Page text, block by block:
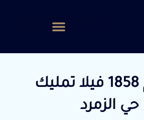
مشروع رقم 1858 فيلا تمليك
الزمرد